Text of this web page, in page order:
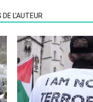
DE L'AUTEUR